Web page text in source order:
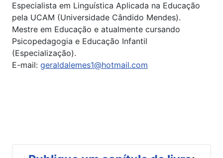
Especialista em Linguística Aplicada na Educação
pela UCAM (Universidade Cândido Mendes).
Mestre em Educação e atualmente cursando
Psicopedagogia e Educação Infantil
(Especialização).
E-mail: geraldalemes1@hotmail.com